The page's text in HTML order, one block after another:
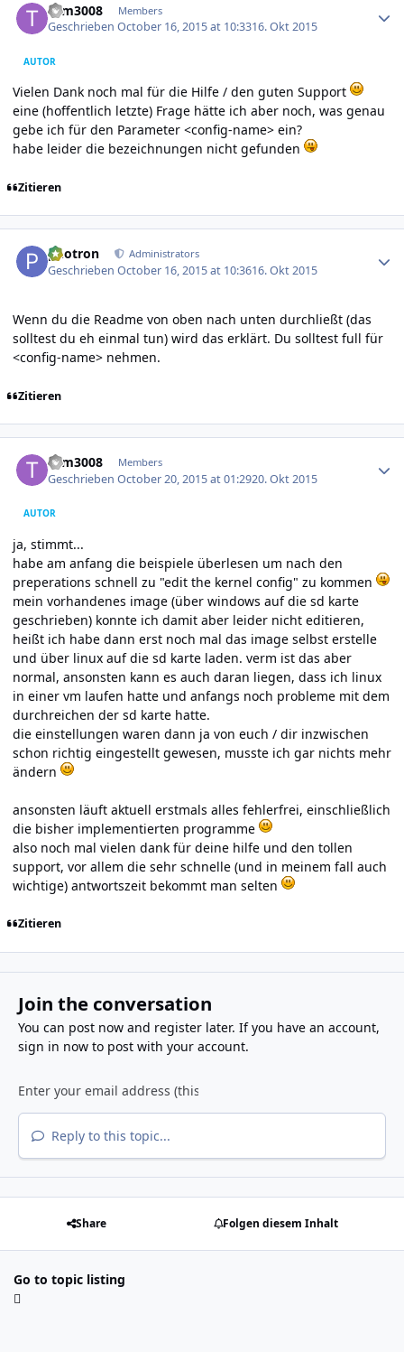
tom3008 Members
GeschriebenOctober 16, 2015 at 10:3316. Okt 2015
AUTOR
Vielen Dank noch mal für die Hilfe / den guten Support
eine (hoffentlich letzte) Frage hätte ich aber noch, was genau
gebe ich für den Parameter <config-name> ein?
habe leider die bezeichnungen nicht gefunden
Zitieren
photron Administrators
GeschriebenOctober 16, 2015 at 10:3616. Okt 2015
Wenn du die Readme von oben nach unten durchließt (das
solltest du eh einmal tun) wird das erklärt. Du solltest full für
<config-name> nehmen.
Zitieren
tom3008 Members
GeschriebenOctober 20, 2015 at 01:2920. Okt 2015
AUTOR
ja, stimmt...
habe am anfang die beispiele überlesen um nach den
preperations schnell zu "edit the kernel config" zu kommen
mein vorhandenes image (über windows auf die sd karte
geschrieben) konnte ich damit aber leider nicht editieren,
heißt ich habe dann erst noch mal das image selbst erstelle
und über linux auf die sd karte laden. verm ist das aber
normal, ansonsten kann es auch daran liegen, dass ich linux
in einer vm laufen hatte und anfangs noch probleme mit dem
durchreichen der sd karte hatte.
die einstellungen waren dann ja von euch / dir inzwischen
schon richtig eingestellt gewesen, musste ich gar nichts mehr
ändern
ansonsten läuft aktuell erstmals alles fehlerfrei, einschließlich
die bisher implementierten programme
also noch mal vielen dank für deine hilfe und den tollen
support, vor allem die sehr schnelle (und in meinem fall auch
wichtige) antwortszeit bekommt man selten
Zitieren
Join the conversation
You can post now and register later. If you have an account,
sign in nowto post with your account.
Reply to this topic...
Share Folgen diesem Inhalt
Go to topic listing